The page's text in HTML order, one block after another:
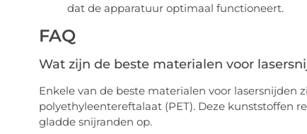
dat de apparatuur optimaal functioneert.
FAQ
Wat zijn de beste materialen voor
Enkele van de beste materialen voor lasersnijden
polyethyleentereftalaat (PET). Deze kunststoffen
gladde snijranden op.